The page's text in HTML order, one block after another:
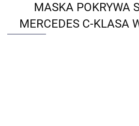
MASKA POKRYWA
MERCEDES C-KLASA